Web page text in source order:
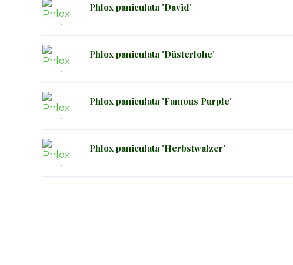
Phlox paniculata 'David'
Phlox paniculata 'Düsterlohe'
Phlox paniculata 'Famous Purple'
Phlox paniculata 'Herbstwalzer'